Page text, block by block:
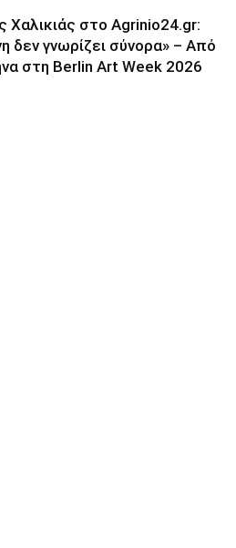
Χαλικιάς στο Agrinio24.gr:
δεν γνωρίζει σύνορα» – Από
στη Berlin Art Week 2026